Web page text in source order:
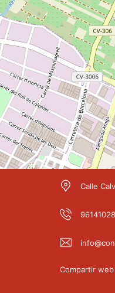
Calle
Compartir